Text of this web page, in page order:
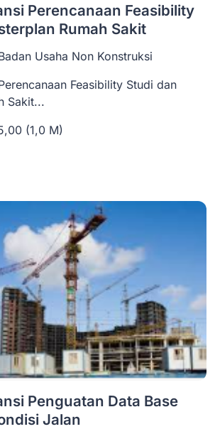
Perencanaan Feasibility
Rumah Sakit
Usaha Non Konstruksi
Feasibility Studi dan
Sakit...
(1,0 M)
Penguatan Data Base
Jalan